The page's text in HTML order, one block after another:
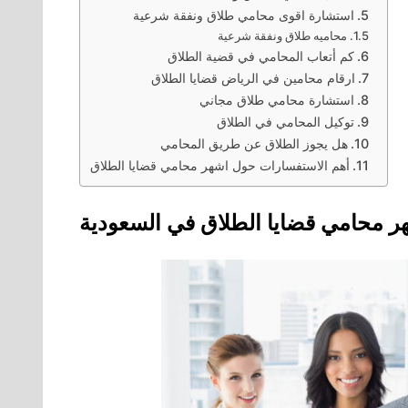
استشارة اقوى محامي طلاق ونفقة شرعية
محاميه طلاق ونفقة شرعية
كم أتعاب المحامي في قضية الطلاق
ارقام محامين في الرياض قضايا الطلاق
استشارة محامي طلاق مجاني
توكيل المحامي في الطلاق
هل يجوز الطلاق عن طريق المحامي
أهم الاستفسارات حول اشهر محامي قضايا الطلاق
محامي قضايا الطلاق في السعودية